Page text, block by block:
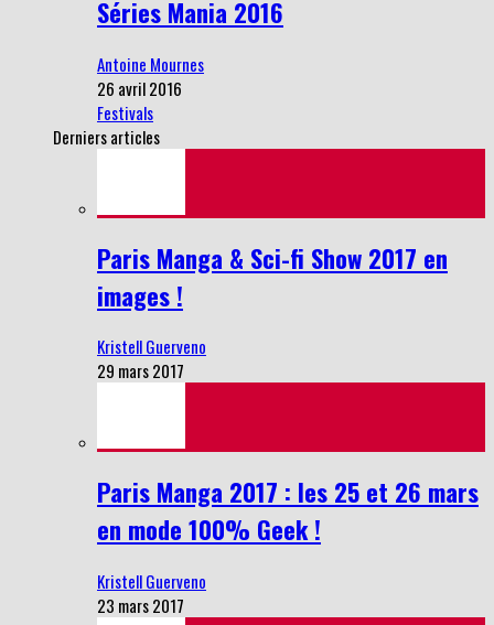
Séries Mania 2016
Antoine Mournes
26 avril 2016
Festivals
Derniers articles
Paris Manga & Sci-fi Show 2017 en
images !
Kristell Guerveno
29 mars 2017
Paris Manga 2017 : les 25 et 26 mars
en mode 100% Geek !
Kristell Guerveno
23 mars 2017